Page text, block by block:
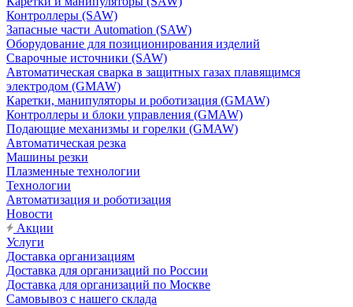
Контроллеры (SAW)
Запасные части Automation (SAW)
Оборудование для позиционирования изделий
Сварочные источники (SAW)
Автоматическая сварка в защитных газах плавящимся
электродом (GMAW)
Каретки, манипуляторы и роботизация (GMAW)
Контроллеры и блоки управления (GMAW)
Подающие механизмы и горелки (GMAW)
Автоматическая резка
Машины резки
Плазменные технологии
Технологии
Автоматизация и роботизация
Новости
Акции
Услуги
Доставка организациям
Доставка для организаций по России
Доставка для организаций по Москве
Самовывоз с нашего склада